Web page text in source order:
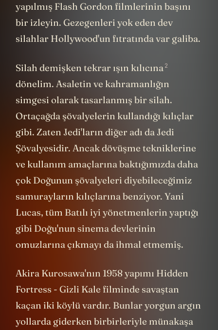
yapılmış Flash Gordon filmlerinin başını
bir izleyin. Gezegenleri yok eden dev
silahlar Hollywood'un fıtratında var galiba.
Silah demişken tekrar ışın kılıcına2
dönelim. Asaletin ve kahramanlığın
simgesi olarak tasarlanmış bir silah.
Ortaçağda şövalyelerin kullandığı kılıçlar
gibi. Zaten Jedi'ların diğer adı da Jedi
Şövalyesidir. Ancak dövüşme tekniklerine
ve kullanım amaçlarına baktığımızda daha
çok Doğunun şövalyeleri diyebileceğimiz
samurayların kılıçlarına benziyor. Yani
Lucas, tüm Batılı iyi yönetmenlerin yaptığı
gibi Doğu'nun sinema devlerinin
omuzlarına çıkmayı da ihmal etmemiş.
Akira Kurosawa'nın 1958 yapımı Hidden
Fortress - Gizli Kale filminde savaştan
kaçan iki köylü vardır. Bunlar yorgun argın
yollarda giderken birbirleriyle münakaşa